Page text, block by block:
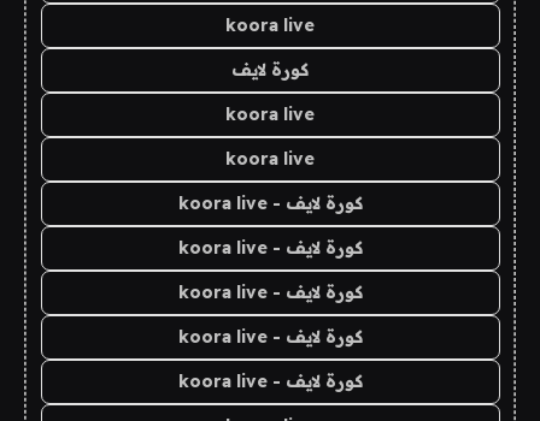
koora live
كورة لايف
koora live
koora live
كورة لايف - koora live
كورة لايف - koora live
كورة لايف - koora live
كورة لايف - koora live
كورة لايف - koora live